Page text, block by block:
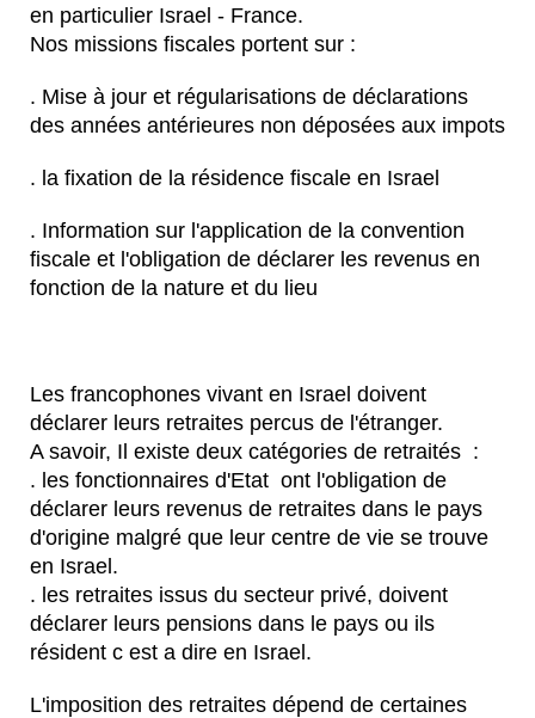
en particulier Israel - France.
Nos missions fiscales portent sur :
. Mise à jour et régularisations de déclarations
des années antérieures non déposées aux impots
. la fixation de la résidence fiscale en Israel
. Information sur l'application de la convention
fiscale et l'obligation de déclarer les revenus en
fonction de la nature et du lieu
Les francophones vivant en Israel doivent
déclarer leurs retraites percus de l'étranger.
A savoir, Il existe deux catégories de retraités :
. les fonctionnaires d'Etat ont l'obligation de
déclarer leurs revenus de retraites dans le pays
d'origine malgré que leur centre de vie se trouve
en Israel.
. les retraites issus du secteur privé, doivent
déclarer leurs pensions dans le pays ou ils
résident c est a dire en Israel.
L'imposition des retraites dépend de certaines